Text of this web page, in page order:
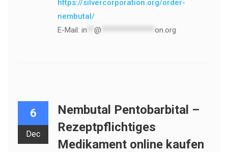
https://silvercorporation.org/order-
nembutal/
E-Mail: in @ on.org
6
Dec
Nembutal Pentobarbital –
Rezeptpflichtiges
Medikament online kaufen